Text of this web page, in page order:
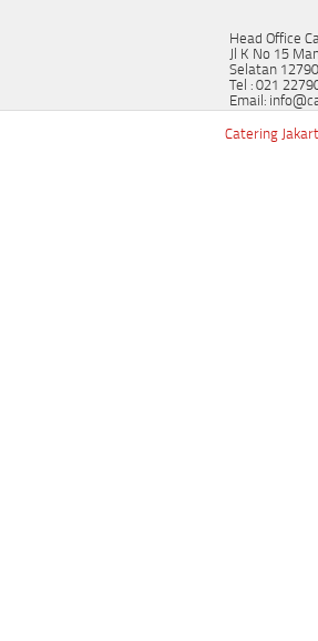
Head Office
Jl K No 15
Selatan 12790
Tel : 021
Email:
Catering